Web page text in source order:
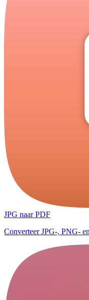
JPG naar PDF
Converteer JPG-, PNG-